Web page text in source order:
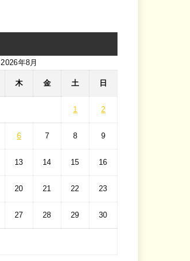
2026年8月
木 金 土 日
1 2
6 7 8 9
13 14 15 16
20 21 22 23
27 28 29 30